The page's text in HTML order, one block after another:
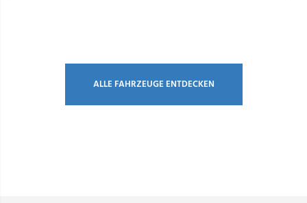
ALLE FAHRZEUGE ENTDECKEN